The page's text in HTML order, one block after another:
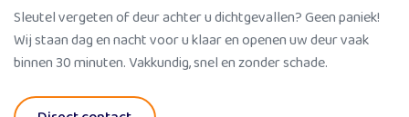
Sleutel vergeten of deur achter u dichtgevallen? Geen paniek!
Wij staan dag en nacht voor u klaar en openen uw deur vaak
binnen 30 minuten. Vakkundig, snel en zonder schade.